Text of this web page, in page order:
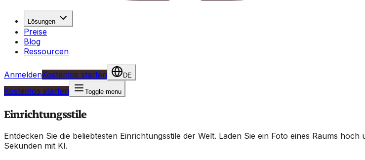
Lösungen
Preise
Blog
Ressourcen
AnmeldenKostenlos starten DE
Kostenlos starten Toggle menu
Einrichtungsstile
Entdecken Sie die beliebtesten Einrichtungsstile der Welt. Laden Sie ein Foto eines Raums
Sekunden mit KI.